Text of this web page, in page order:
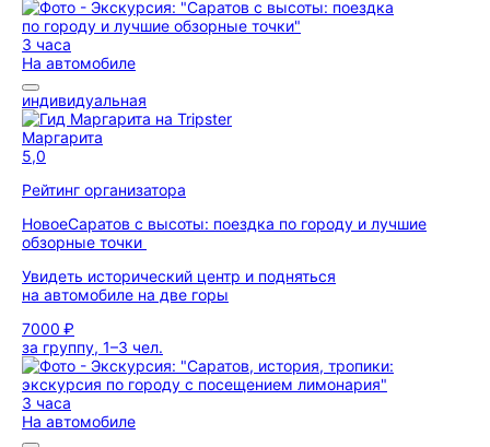
3 часа
На автомобиле
индивидуальная
Маргарита
5,0
Рейтинг организатора
НовоеСаратов с высоты: поездка по городу и лучшие
обзорные точки
Увидеть исторический центр и подняться
на автомобиле на две горы
7000 ₽
за группу, 1–3 чел.
3 часа
На автомобиле